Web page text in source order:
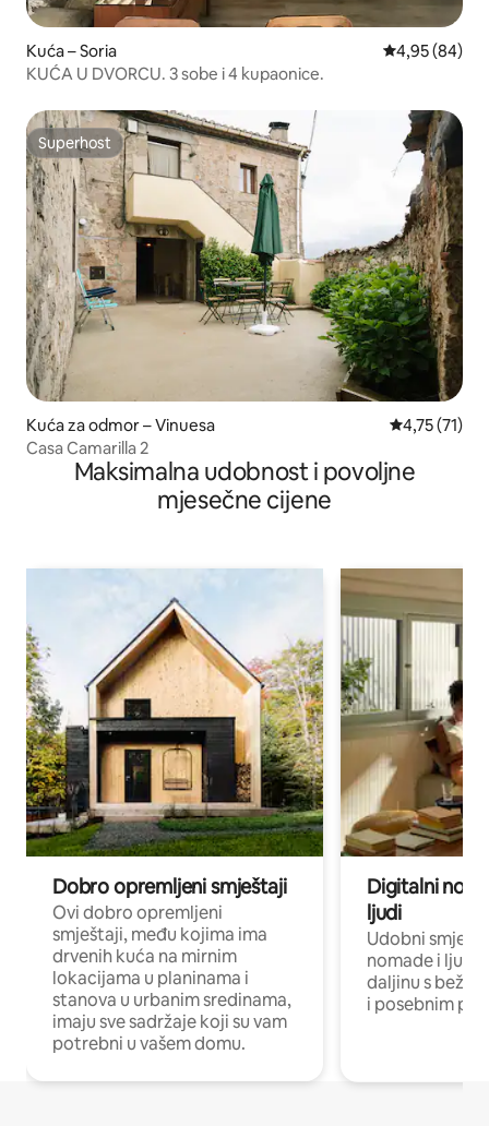
Kuća – Soria Prosječna
4,95 (84)
KUĆA U DVORCU. 3 sobe i 4 kupaonice.
Superhost
Superhost
Kuća za odmor – Vinuesa Prosječna
4,75 (71)
Casa Camarilla 2
Maksimalna udobnost i povoljne
mjesečne cijene
Dobro opremljeni smještaji
Ovi dobro opremljeni
smještaji, među kojima ima
drvenih kuća na mirnim
lokacijama u planinama i
stanova u urbanim sredinama,
imaju sve sadržaje koji su vam
potrebni u vašem domu.
Digitalni
ljudi
Udobni
nomade i ljude
daljinu s
i posebnim